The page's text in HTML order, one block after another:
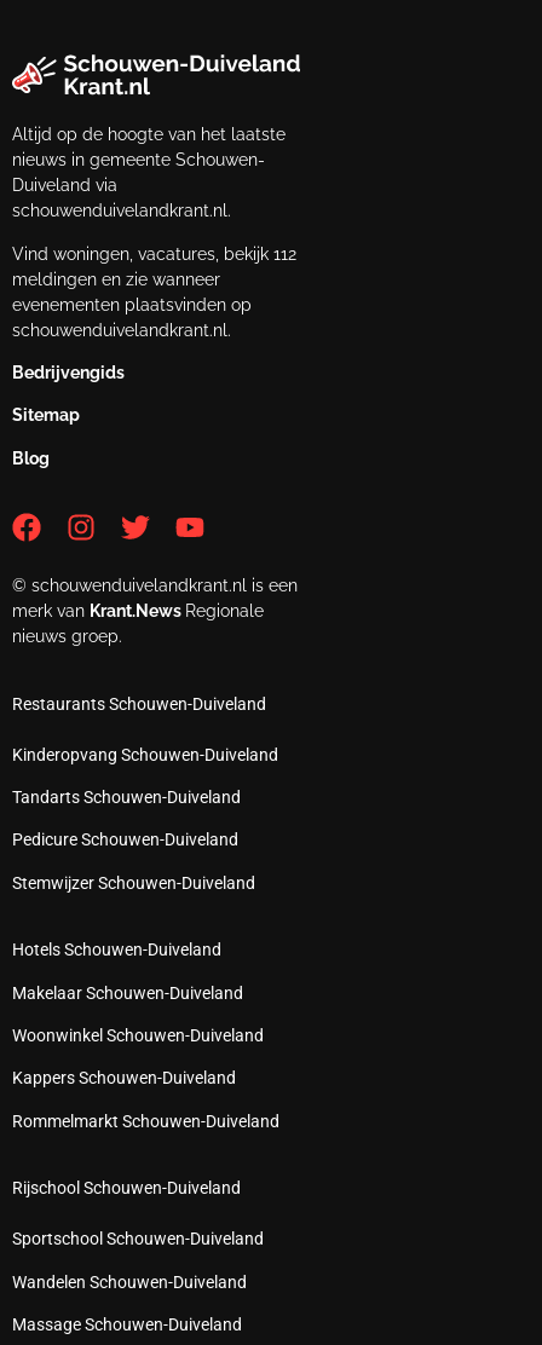
Altijd op de hoogte van het laatste
nieuws in gemeente Schouwen-
Duiveland via
schouwenduivelandkrant.nl.
Vind woningen, vacatures, bekijk 112
meldingen en zie wanneer
evenementen plaatsvinden op
schouwenduivelandkrant.nl.
Bedrijvengids
Sitemap
Blog
© schouwenduivelandkrant.nl is een
merk van Krant.News Regionale
nieuws groep.
Restaurants Schouwen-Duiveland
Kinderopvang Schouwen-Duiveland
Tandarts Schouwen-Duiveland
Pedicure Schouwen-Duiveland
Stemwijzer Schouwen-Duiveland
Hotels Schouwen-Duiveland
Makelaar Schouwen-Duiveland
Woonwinkel Schouwen-Duiveland
Kappers Schouwen-Duiveland
Rommelmarkt Schouwen-Duiveland
Rijschool Schouwen-Duiveland
Sportschool Schouwen-Duiveland
Wandelen Schouwen-Duiveland
Massage Schouwen-Duiveland